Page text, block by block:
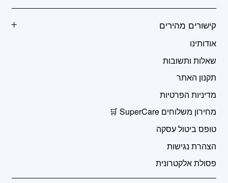
קישורים מהירים
אודותינו
שאלות ותשובות
תקנון האתר
מדיניות הפרטיות
מחירון משלוחים SuperCare 🛒
טופס ביטול עסקה
הצהרת נגישות
פסולת אלקטרונית